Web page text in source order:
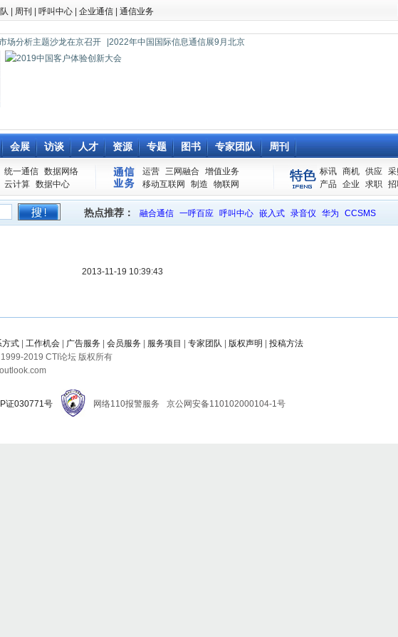
周刊 呼叫中心 企业通信 通信业务
场分析主题沙龙在京召开 |2022年中国国际信息通信展9月北京
会展 访谈 人才 资源 专题 图书 专家团队 周刊
统一通信 数据网络
云计算 数据中心
运营 三网融合 增值业务
移动互联网
制造 物联网
标讯 商机 供应 采
产品 企业 求职
热点推荐： 融合通信 一呼百应 呼叫中心 嵌入式 录音仪 华为 CCSMS
2013-11-19 10:39:43
方式 工作机会 广告服务 会员服务 服务项目 专家团队 版权声明
投稿方法
2019 CTI论坛 版权所有
证030771号 网络110报警服务 京公网安备110102000104-1号